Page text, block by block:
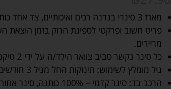
מארז 3 סינרי בנדנה רכים ואיכותיים, צד אחד כותנה רכה, צד שני מגבת איכותית.
פריט חשוב ופרקטי לספיגת הרוק בזמן הוצאת
מריירים.
כל סינר נקשר סביב צוואר הילד/ה על ידי 2 טיקטקים (סגירה נוחה וקלה).
גיל מומלץ לשימוש: תינוקות החל מגיל 3 חודשים .
הרכב בד: סינר קדמי – 100% כותנה, סינר אחורי – 80% כותנה 20% פוליאסטר.